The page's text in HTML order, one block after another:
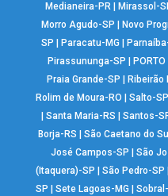
Medianeira-PR
Mirassol-
Morro Agudo-SP
Novo
SP
Paracatu-MG
Pirassununga-SP
Praia Grande-SP
Ribeirão
Rolim de Moura-RO
Salto-SP
|Santa Maria-RS |Santos-
Borja-RS
|São Caetano do
José Campos-SP
|São
(Itaquera)-SP
|São Pedro-SP
SP
|Sete Lagoas-MG |